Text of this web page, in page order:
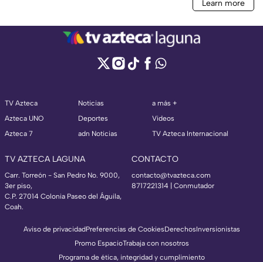
TV Azteca
Azteca UNO
Azteca 7
Noticias
Deportes
adn Noticias
a más +
Videos
TV Azteca Internacional
TV AZTECA LAGUNA
Carr. Torreón - San Pedro No. 9000,
3er piso,
C.P. 27014 Colonia Paseo del Águila,
Coah.
CONTACTO
contacto@tvazteca.com
8717221314 | Conmutador
Aviso de privacidadPreferencias de CookiesDerechosInversionistas
Promo EspacioTrabaja con nosotros
Programa de ética, integridad y cumplimiento